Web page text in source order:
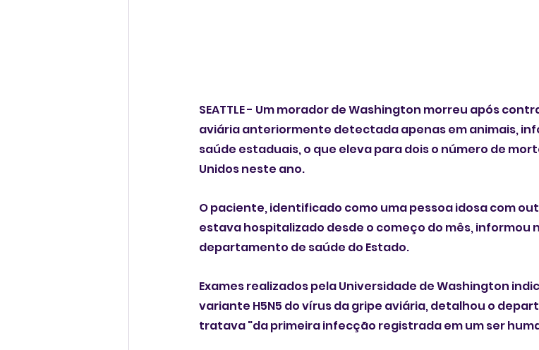
SEATTLE - Um morador de Washington morreu após
aviária anteriormente detectada apenas em animais,
saúde estaduais, o que eleva para dois o número de
Unidos neste ano.
O paciente, identificado como uma pessoa idosa com
estava hospitalizado desde o começo do mês, informou
departamento de saúde do Estado.
Exames realizados pela Universidade de Washington
variante H5N5 do vírus da gripe aviária, detalhou o
tratava "da primeira infecção registrada em um ser